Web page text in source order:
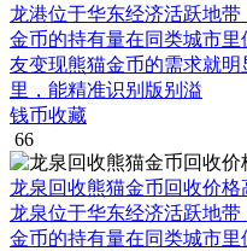
龙港位于华东经济活跃地
金币的持有量在同类城市
友变现熊猫金币的需求就
里，能精准识别版别溢
钱币收藏
66
龙泉回收熊猫金币回收价格
龙泉位于华东经济活跃地
金币的持有量在同类城市